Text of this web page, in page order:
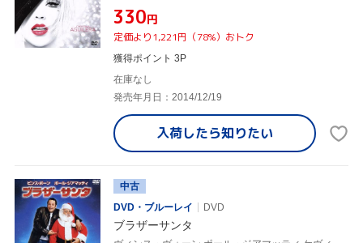
¥330円
定価より1,221円（78%）おトク
獲得ポイント 3P
在庫なし
発売年月日：2014/12/19
入荷したら知りたい
中古
DVD・ブルーレイ
DVD
ブラザーサンタ